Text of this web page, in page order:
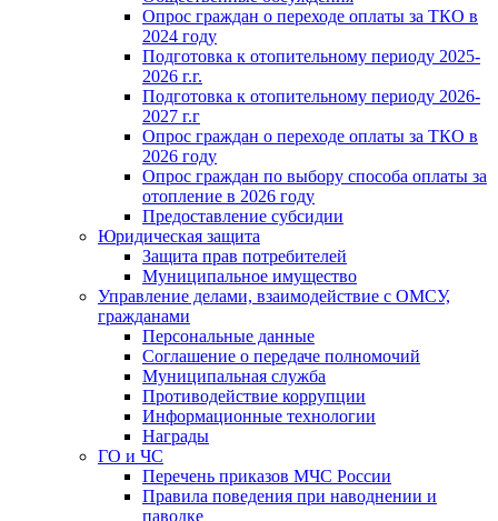
Опрос граждан о переходе оплаты за ТКО в
2024 году
Подготовка к отопительному периоду 2025-
2026 г.г.
Подготовка к отопительному периоду 2026-
2027 г.г
Опрос граждан о переходе оплаты за ТКО в
2026 году
Опрос граждан по выбору способа оплаты за
отопление в 2026 году
Предоставление субсидии
Юридическая защита
Защита прав потребителей
Муниципальное имущество
Управление делами, взаимодействие с ОМСУ,
гражданами
Персональные данные
Соглашение о передаче полномочий
Муниципальная служба
Противодействие коррупции
Информационные технологии
Награды
ГО и ЧС
Перечень приказов МЧС России
Правила поведения при наводнении и
паводке